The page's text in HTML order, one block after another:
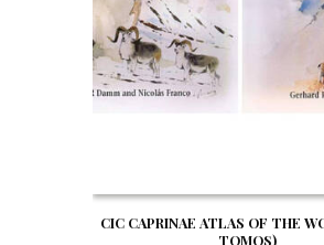
CIC CAPRINAE ATLAS OF THE
TOMOS)